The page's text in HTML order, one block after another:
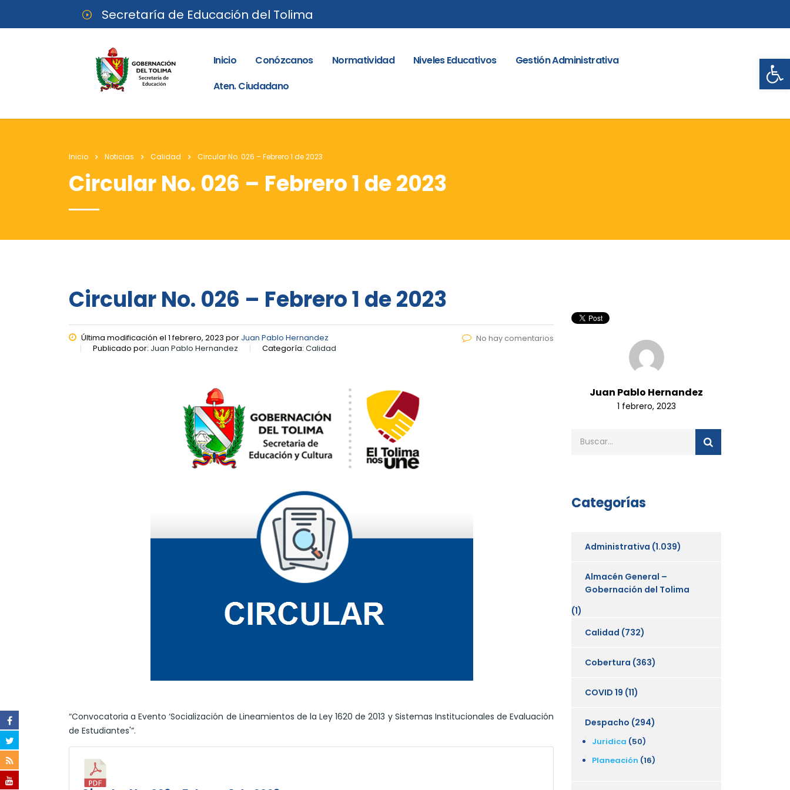
Secretaría de Educación del Tolima
Inicio Conózcanos Normatividad Niveles Educativos
Gestión Administrativa
Aten. Ciudadano
Inicio Noticias Calidad Circular No. 026 – Febrero 1 de 2023
Circular No. 026 – Febrero 1 de 2023
Circular No. 026 – Febrero 1 de 2023
Última modificación el 1 febrero, 2023 por Juan Pablo Hernandez
Publicado por: Juan Pablo Hernandez Categoría: Calidad
No hay comentarios
“Convocatoria a Evento ‘Socialización de Lineamientos de la Ley 1620 de 2013 y Sistemas Institucionales de Evaluación
de Estudiantes'”.
Juan Pablo Hernandez
1 febrero, 2023
Categorías
Administrativa (1.039)
Almacén General –
Gobernación del Tolima
(1)
Calidad (732)
Cobertura (363)
COVID 19 (11)
Despacho (294)
Juridica (50)
Planeación (16)